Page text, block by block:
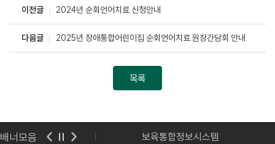
이전글 2024년 순회언어치료 신청안내
다음글 2025년 장애통합어린이집 순회언어치료 원장간담회 안내
목록
배너모음
합포털 보육통합정보시스템